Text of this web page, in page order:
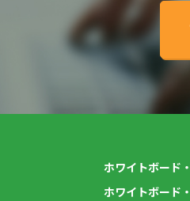
ホワイトボード
ホワイトボード